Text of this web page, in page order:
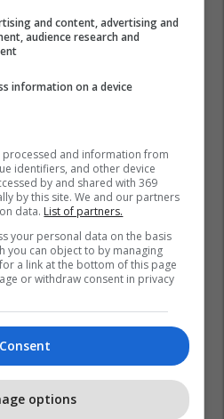
and content, advertising and
audience research and
information on a device
and information from
identifiers, and other device
by and shared with 369
by this site. We and our partners
data. List of partners.
your personal data on the basis
you can object to by managing
a link at the bottom of this page
or withdraw consent in privacy
Consent
options